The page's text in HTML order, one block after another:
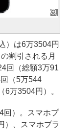
）は6万3504円
割引される月
回（総額3万91
（5万544
6万3504円）。
）。スマホプ
）、スマホプラ